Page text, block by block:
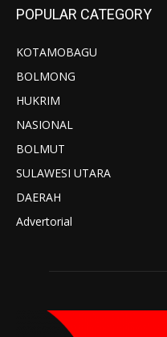
POPULAR CATEGORY
KOTAMOBAGU
BOLMONG
HUKRIM
NASIONAL
BOLMUT
SULAWESI UTARA
DAERAH
Advertorial